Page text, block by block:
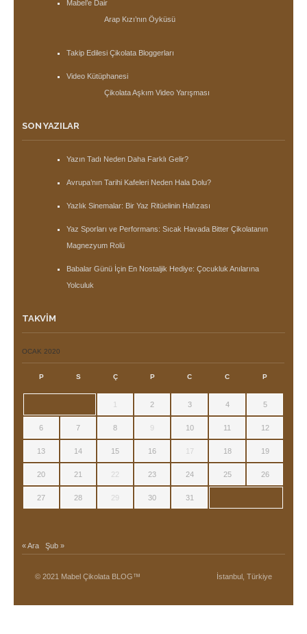
Mabel’e Dair
Arap Kızı’nın Öyküsü
Takip Edilesi Çikolata Bloggerları
Video Kütüphanesi
Çikolata Aşkım Video Yarışması
SON YAZILAR
Yazın Tadı Neden Daha Farklı Gelir?
Avrupa’nın Tarihi Kafeleri Neden Hala Dolu?
Yazlık Sinemalar: Bir Yaz Ritüelinin Hafızası
Yaz Sporları ve Performans: Sıcak Havada Bitter Çikolatanın
Magnezyum Rolü
Babalar Günü İçin En Nostaljik Hediye: Çocukluk Anılarına
Yolculuk
TAKVIM
OCAK 2020
P S Ç P C C P
2 3 4 5
6 7 8 9 10 11 12
13 14 15 16 17 18 19
20 21 22 23 24 25 26
27 28 29 30 31
« Ara Şub »
© 2021 Mabel Çikolata BLOG™ İstanbul, Türkiye